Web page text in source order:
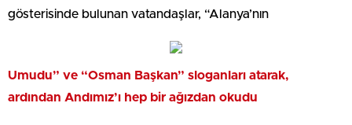
gösterisinde bulunan vatandaşlar, “Alanya’nın
Umudu” ve “Osman Başkan” sloganları atarak,
ardından Andımız’ı hep bir ağızdan okudu